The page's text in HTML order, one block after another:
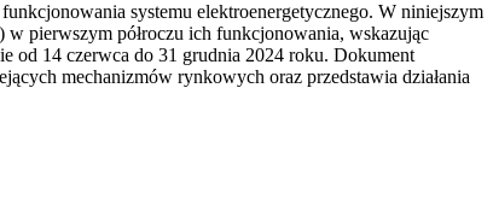
systemu elektroenergetycznego. W niniejszym
pierwszym półroczu ich funkcjonowania, wskazując
od 14 czerwca do 31 grudnia 2024 roku. Dokument
mechanizmów rynkowych oraz przedstawia działania